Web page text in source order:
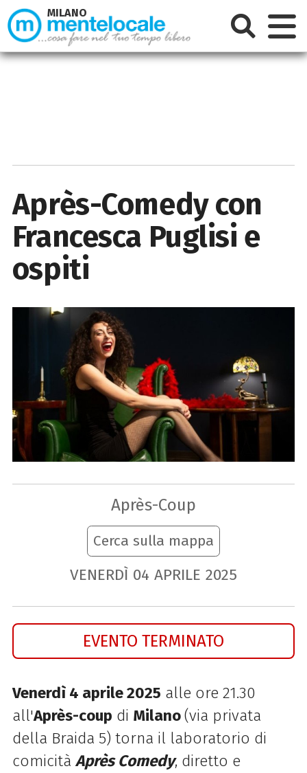
Après-Comedy con
Francesca Puglisi e
ospiti
Après-Coup
Cerca sulla mappa
VENERDÌ 04 APRILE 2025
EVENTO TERMINATO
Venerdì 4 aprile2025 alle ore 21.30
all'Après-coup di Milano(via privata
della Braida 5) torna il laboratorio di
comicità Après Comedy, diretto e
MILANO